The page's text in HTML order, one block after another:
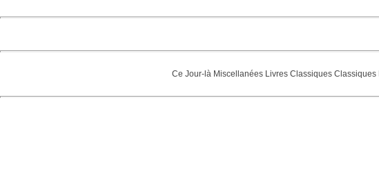
Ce Jour-là Miscellanées Livres Classiques Classiques